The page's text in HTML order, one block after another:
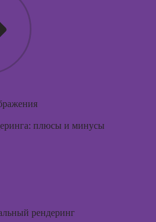
плюсы и минусы
рендеринг